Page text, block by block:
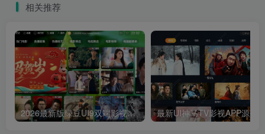
相关推荐
2026最新版绿豆UI9双端影视APP源码